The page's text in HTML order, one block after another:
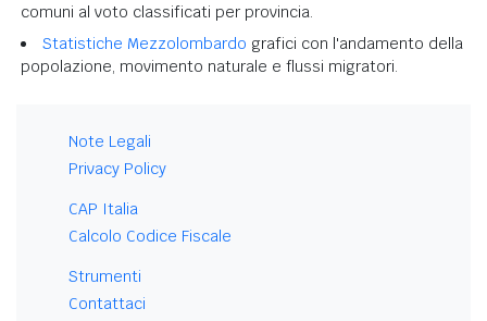
comuni al voto classificati per provincia.
Statistiche Mezzolombardo grafici con l'andamento della
popolazione, movimento naturale e flussi migratori.
Note Legali
Privacy Policy
CAP Italia
Calcolo Codice Fiscale
Strumenti
Contattaci